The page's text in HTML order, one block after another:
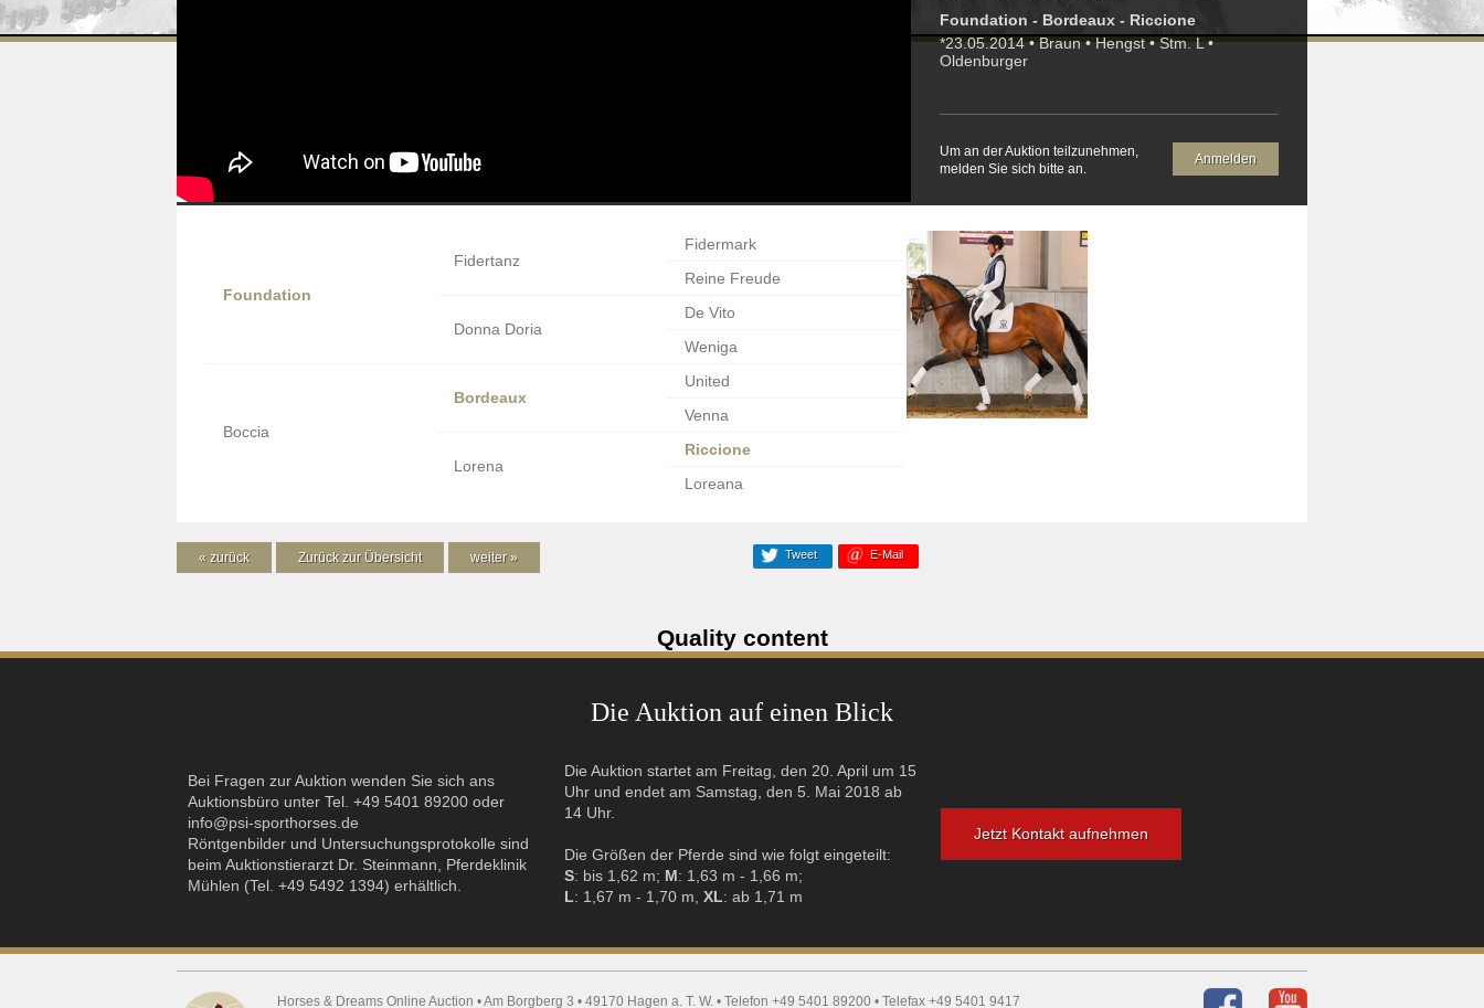
Foundation - Bordeaux - Riccione
*23.05.2014 • Braun • Hengst • Stm. L •
Oldenburger
Anmelden
Um an der Auktion teilzunehmen,
melden Sie sich bitte an.
Foundation
Fidertanz
Fidermark
Reine Freude
Donna Doria
De Vito
Weniga
Boccia
Bordeaux
United
Venna
Lorena
Riccione
Loreana
« zurück Zurück zur Übersicht weiter » Tweet E-Mail
Quality content
Die Auktion auf einen Blick
Bei Fragen zur Auktion wenden Sie sich ans
Auktionsbüro unter Tel. +49 5401 89200 oder
info@psi-sporthorses.de
Röntgenbilder und Untersuchungsprotokolle sind
beim Auktionstierarzt Dr. Steinmann, Pferdeklinik
Mühlen (Tel. +49 5492 1394) erhältlich.
Die Auktion startet am Freitag, den 20. April um 15
Uhr und endet am Samstag, den 5. Mai 2018 ab
14 Uhr.
Die Größen der Pferde sind wie folgt eingeteilt:
S: bis 1,62 m; M: 1,63 m - 1,66 m;
L: 1,67 m - 1,70 m,XL: ab 1,71 m
Jetzt Kontakt aufnehmen
Horses & Dreams Online Auction • Am Borgberg 3 • 49170 Hagen a. T. W. • Telefon +49 5401 89200 • Telefax +49 5401 9417